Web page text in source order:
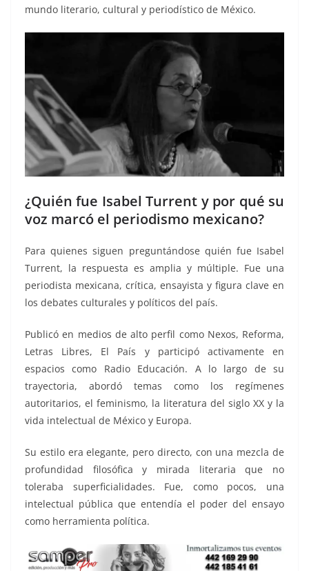
mundo literario, cultural y periodístico de México.
¿Quién fue Isabel Turrent y por qué su
voz marcó el periodismo mexicano?
Para quienes siguen preguntándose quién fue Isabel
Turrent, la respuesta es amplia y múltiple. Fue una
periodista mexicana, crítica, ensayista y figura clave en
los debates culturales y políticos del país.
Publicó en medios de alto perfil como Nexos, Reforma,
Letras Libres, El País y participó activamente en
espacios como Radio Educación. A lo largo de su
trayectoria, abordó temas como los regímenes
autoritarios, el feminismo, la literatura del siglo XX y la
vida intelectual de México y Europa.
Su estilo era elegante, pero directo, con una mezcla de
profundidad filosófica y mirada literaria que no
toleraba superficialidades. Fue, como pocos, una
intelectual pública que entendía el poder del ensayo
como herramienta política.